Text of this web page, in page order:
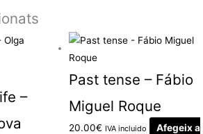
–
Past tense – Fábio
Miguel Roque
20.00€ IVA incluido
Afegeix a